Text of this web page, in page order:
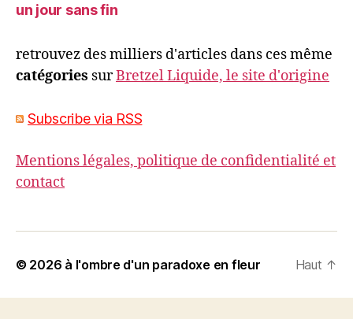
un jour sans fin
retrouvez des milliers d'articles dans ces même
catégories surBretzel Liquide, le site d'origine
Subscribe via RSS
Mentions légales, politique de confidentialité et
contact
© 2026 à l'ombre d'un paradoxe en fleur Haut ↑